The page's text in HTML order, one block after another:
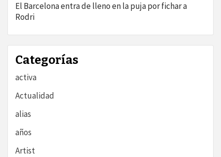
El Barcelona entra de lleno en la puja por fichar a
Rodri
Categorías
activa
Actualidad
alias
años
Artist